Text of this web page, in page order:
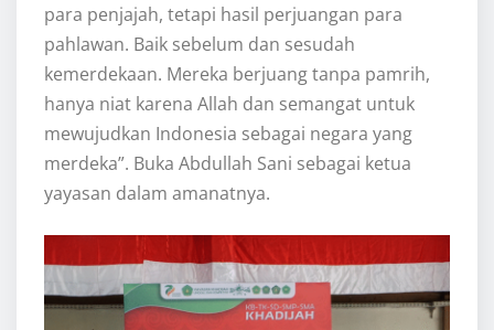
para penjajah, tetapi hasil perjuangan para
pahlawan. Baik sebelum dan sesudah
kemerdekaan. Mereka berjuang tanpa pamrih,
hanya niat karena Allah dan semangat untuk
mewujudkan Indonesia sebagai negara yang
merdeka”. Buka Abdullah Sani sebagai ketua
yayasan dalam amanatnya.